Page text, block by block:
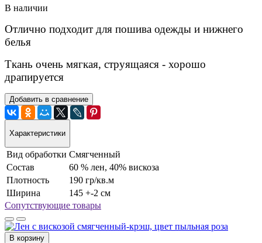
В наличии
Отлично подходит для пошива одежды и нижнего
белья
Ткань очень мягкая, струящаяся - хорошо
драпируется
Добавить в сравнение
Характеристики
Вид обработки Смягченный
Состав
60 % лен, 40% вискоза
Плотность
190 гр/кв.м
Ширина
145 +-2 см
Сопутствующие товары
В корзину